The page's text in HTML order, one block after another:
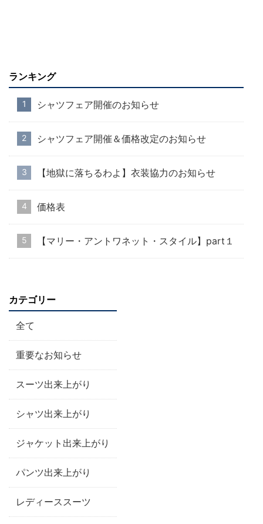
ランキング
シャツフェア開催のお知らせ
シャツフェア開催＆価格改定のお知らせ
【地獄に落ちるわよ】衣装協力のお知らせ
価格表
【マリー・アントワネット・スタイル】part１
カテゴリー
全て
重要なお知らせ
スーツ出来上がり
シャツ出来上がり
ジャケット出来上がり
パンツ出来上がり
レディーススーツ